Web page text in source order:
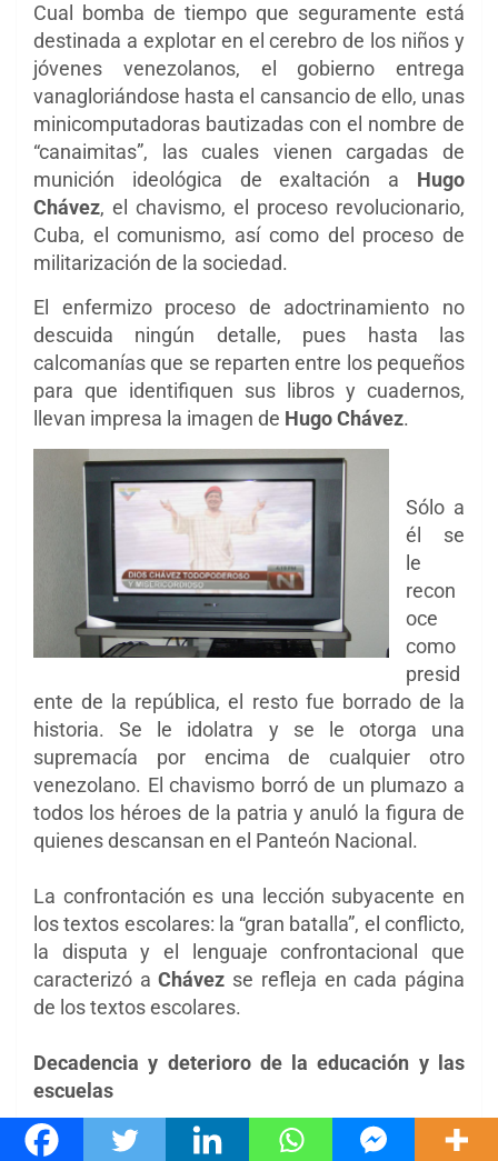
Cual bomba de tiempo que seguramente está
destinada a explotar en el cerebro de los niños y
jóvenes venezolanos, el gobierno entrega
vanagloriándose hasta el cansancio de ello, unas
minicomputadoras bautizadas con el nombre de
“canaimitas”, las cuales vienen cargadas de
munición ideológica de exaltación a Hugo
Chávez, el chavismo, el proceso revolucionario,
Cuba, el comunismo, así como del proceso de
militarización de la sociedad.
El enfermizo proceso de adoctrinamiento no
descuida ningún detalle, pues hasta las
calcomanías que se reparten entre los pequeños
para que identifiquen sus libros y cuadernos,
llevan impresa la imagen de Hugo Chávez.
Sólo a
él se
le
recon
oce
como
presid
ente de la república, el resto fue borrado de la
historia. Se le idolatra y se le otorga una
supremacía por encima de cualquier otro
venezolano. El chavismo borró de un plumazo a
todos los héroes de la patria y anuló la figura de
quienes descansan en el Panteón Nacional.
La confrontación es una lección subyacente en
los textos escolares: la “gran batalla”, el conflicto,
la disputa y el lenguaje confrontacional que
caracterizó aChávez se refleja en cada página
de los textos escolares.
Decadencia y deterioro de la educación y las
escuelas
Otro elemento que atenta contra objetivo de